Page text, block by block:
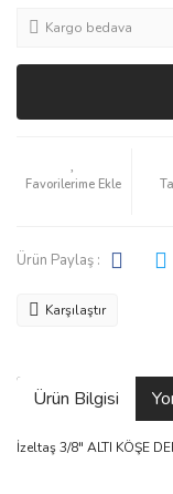
Kargo bedava
Ürün Paylaş :
Karşılaştır
Ürün Bilgisi
İzeltaş 3/8" ALTI KÖŞE